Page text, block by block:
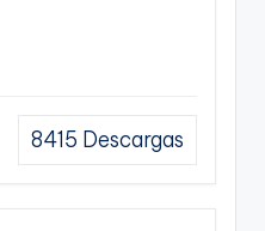
8415 Descargas